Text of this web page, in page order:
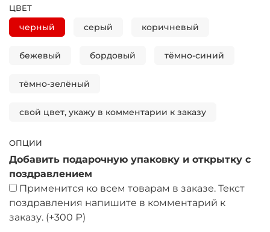
ЦВЕТ
черный серый коричневый
бежевый бордовый тёмно-синий
тёмно-зелёный
свой цвет, укажу в комментарии к заказу
ОПЦИИ
Добавить подарочную упаковку и открытку с
поздравлением
Применится ко всем товарам в заказе. Текст
поздравления напишите в комментарий к
заказу. (+300 ₽)